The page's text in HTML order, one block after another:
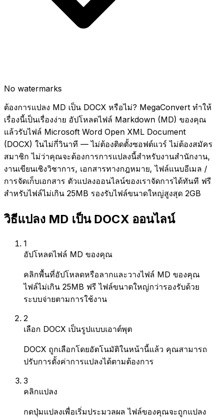
No watermarks
ต้องการแปลง MD เป็น DOCX หรือไม่? MegaConvert ทำให้
เรื่องนี้เป็นเรื่องง่าย อัปโหลดไฟล์ Markdown (MD) ของคุณ
แล้วรับไฟล์ Microsoft Word Open XML Document
(DOCX) ในไม่กี่วินาที — ไม่ต้องติดตั้งซอฟต์แวร์ ไม่ต้องสมัคร
สมาชิก ไม่ว่าคุณจะต้องการการแปลงนี้สำหรับงานสำนักงาน,
งานเขียนเชิงวิชาการ, เอกสารทางกฎหมาย, ไฟล์แนบอีเมล /
การจัดเก็บเอกสาร ตัวแปลงออนไลน์ของเราจัดการได้ทันที ฟรี
สำหรับไฟล์ไม่เกิน 25MB รองรับไฟล์ขนาดใหญ่สูงสุด 2GB
วิธีแปลง MD เป็น DOCX ออนไลน์
1
อัปโหลดไฟล์ MD ของคุณ
คลิกพื้นที่อัปโหลดหรือลากและวางไฟล์ MD ของคุณ
ไฟล์ไม่เกิน 25MB ฟรี ไฟล์ขนาดใหญ่กว่ารองรับด้วย
ระบบจ่ายตามการใช้งาน
2
เลือก DOCX เป็นรูปแบบเอาต์พุต
DOCX ถูกเลือกโดยอัตโนมัติในหน้านี้แล้ว คุณสามารถ
ปรับการตั้งค่าการแปลงได้ตามต้องการ
3
คลิกแปลง
กดปุ่มแปลงเพื่อเริ่มประมวลผล ไฟล์ของคุณจะถูกแปลง